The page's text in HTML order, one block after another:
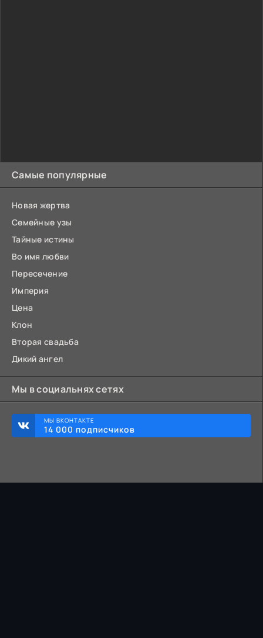
Самые популярные
Новая жертва
Семейные узы
Тайные истины
Во имя любви
Пересечение
Империя
Цена
Клон
Вторая свадьба
Дикий ангел
Мы в социальнях сетях
МЫ ВКОНТАКТЕ
14 000 подписчиков